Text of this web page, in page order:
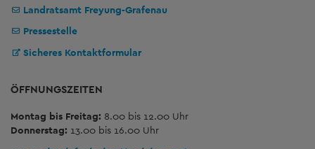
Landratsamt Freyung-Grafenau
Pressestelle
Sicheres Kontaktformular
ÖFFNUNGSZEITEN
Montag bis Freitag: 8.00 bis 12.00 Uhr
Donnerstag: 13.00 bis 16.00 Uhr